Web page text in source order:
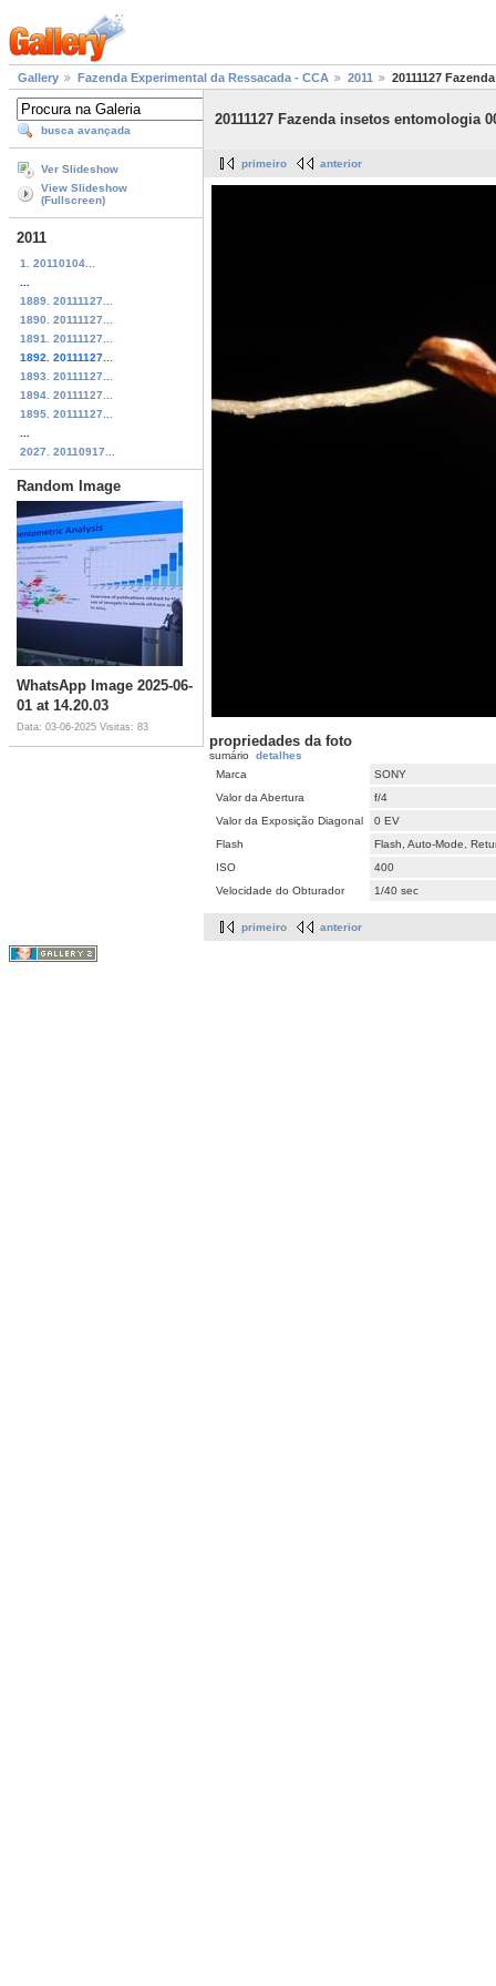
Gallery Fazenda Experimental da Ressacada - CCA 2011 20111127
busca avançada
Ver Slideshow
View Slideshow
(Fullscreen)
2011
1. 20110104...
1889. 20111127...
1890. 20111127...
1891. 20111127...
1892. 20111127...
1893. 20111127...
1894. 20111127...
1895. 20111127...
2027. 20110917...
Random Image
WhatsApp Image 2025-06-
01 at 14.20.03
Data: 03-06-2025 Visitas: 83
20111127 Fazenda insetos entomologia
primeiro anterior
propriedades da foto
sumário detalhes
Marca
SONY
Valor da Abertura
f/4
Valor da Exposição Diagonal
0 EV
Flash
Flash, Auto-Mode,
ISO
400
Velocidade do Obturador
1/40 sec
primeiro anterior